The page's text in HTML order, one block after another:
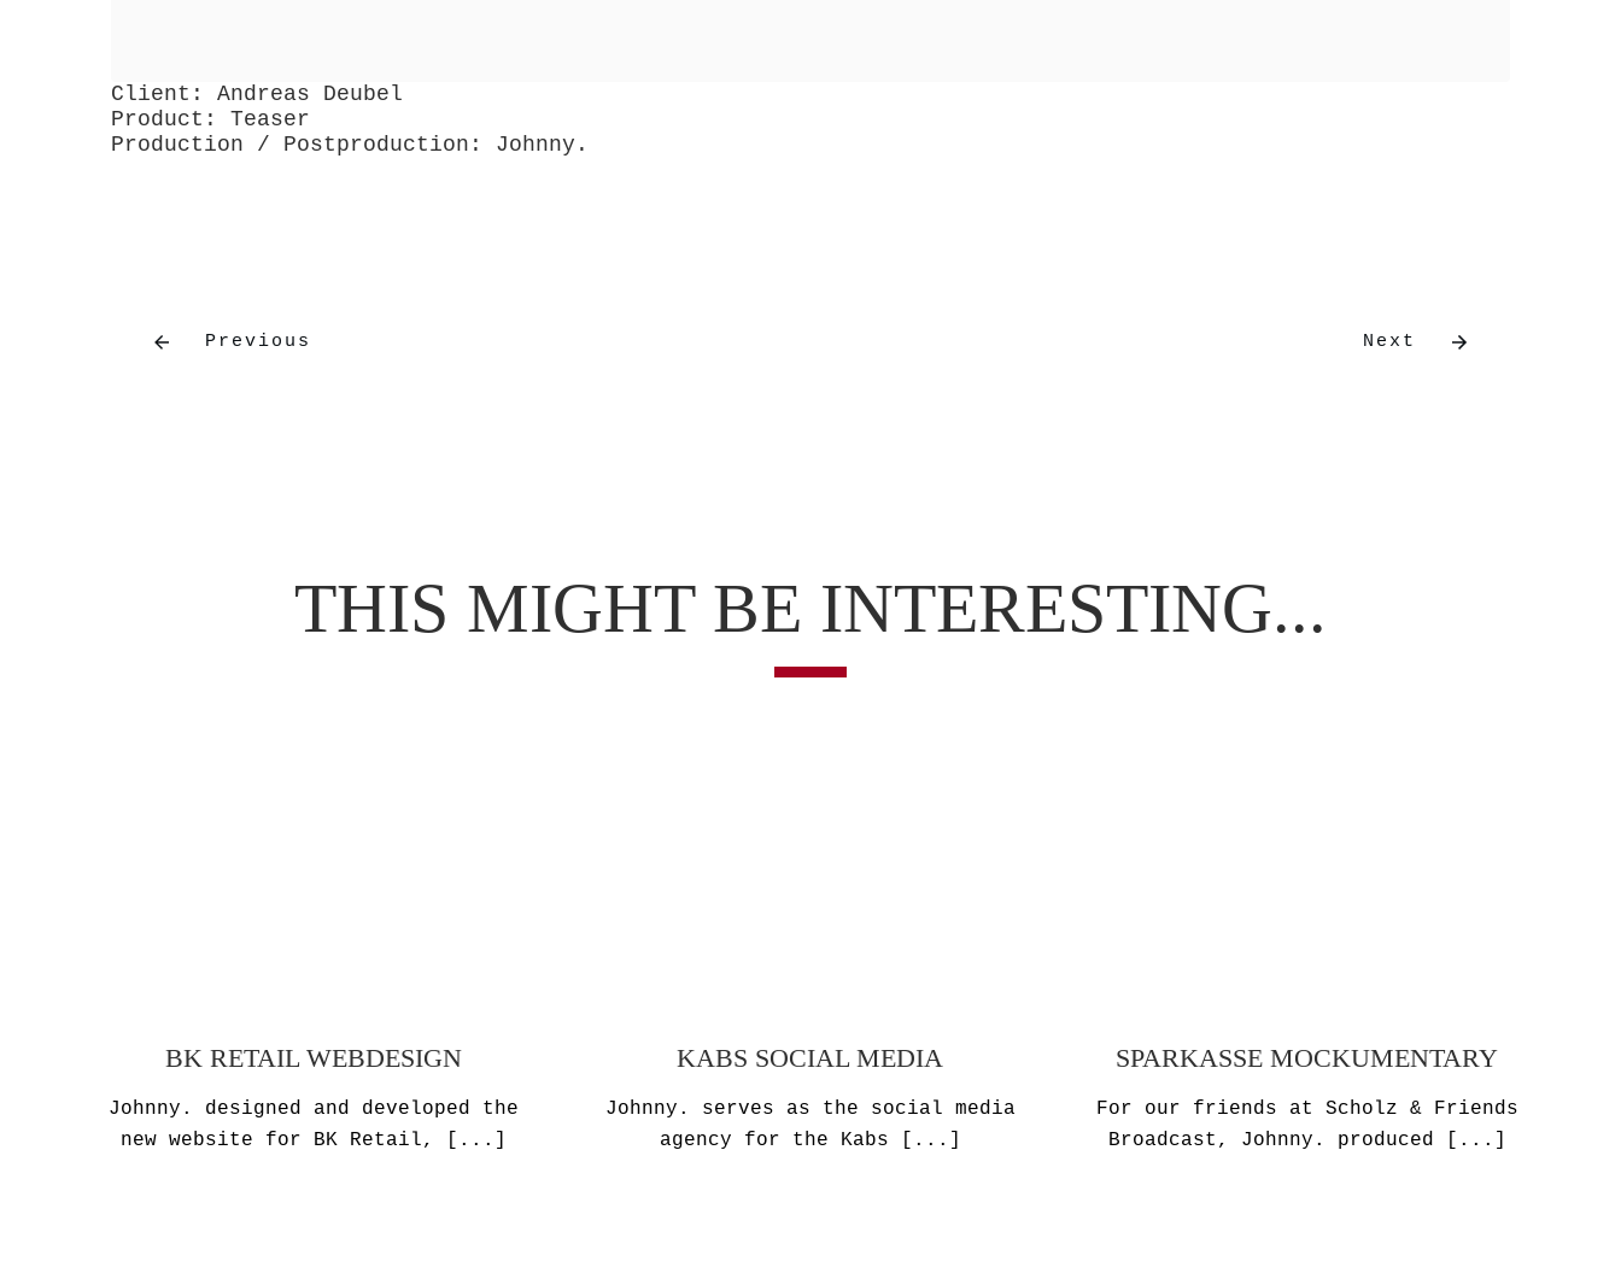
Client: Andreas Deubel
Product: Teaser
Production / Postproduction: Johnny.
Previous Next
THIS MIGHT BE INTERESTING...
BK RETAIL WEBDESIGN
Johnny. designed and developed the
new website for BK Retail,
[...]
KABS SOCIAL MEDIA
Johnny. serves as the social media
agency for the Kabs
[...]
SPARKASSE MOCKUMENTARY
For our friends at Scholz & Friends
Broadcast, Johnny. produced
[...]